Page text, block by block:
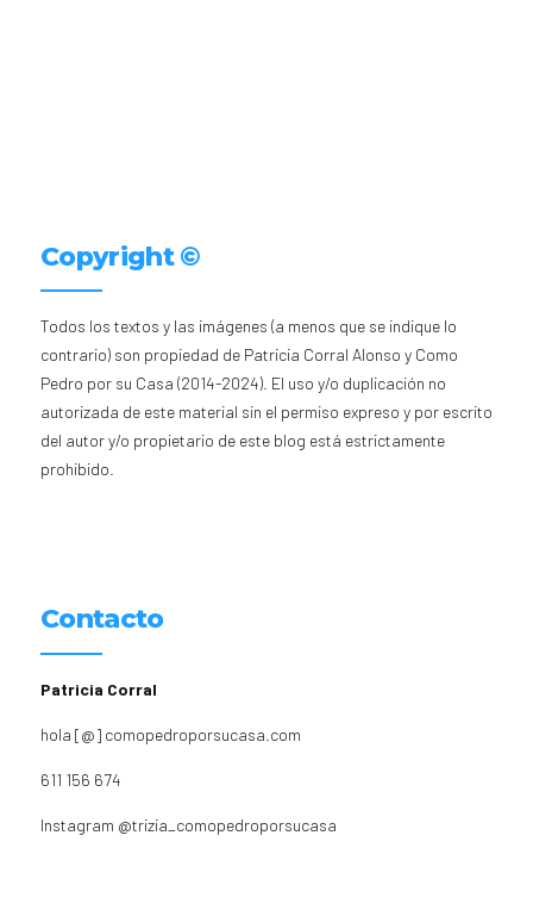
Copyright ©
Todos los textos y las imágenes (a menos que se indique lo
contrario) son propiedad de Patricia Corral Alonso y Como
Pedro por su Casa (2014-2024). El uso y/o duplicación no
autorizada de este material sin el permiso expreso y por escrito
del autor y/o propietario de este blog está estrictamente
prohibido.
Contacto
Patricia Corral
hola [@] comopedroporsucasa.com
611 156 674
Instagram @trizia_comopedroporsucasa